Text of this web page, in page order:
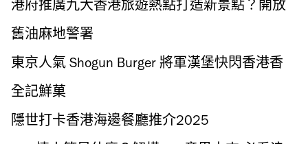
港府推廣九大香港旅遊熱點打造新景點？開放
舊油麻地警署、維園市集、九龍城深度遊、添
馬公園紫花風鈴木園
舊油麻地警署
東京人氣 Shogun Burger 將軍漢堡快閃香港香
港麗晶酒店大堂酒廊
全記鮮菓
隱世打卡香港海邊餐廳推介2025